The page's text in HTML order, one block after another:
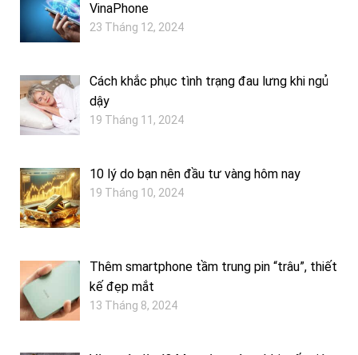
VinaPhone
23 Tháng 12, 2024
Cách khắc phục tình trạng đau lưng khi ngủ
dậy
19 Tháng 11, 2024
10 lý do bạn nên đầu tư vàng hôm nay
19 Tháng 10, 2024
Thêm smartphone tầm trung pin “trâu”, thiết
kế đẹp mắt
13 Tháng 8, 2024